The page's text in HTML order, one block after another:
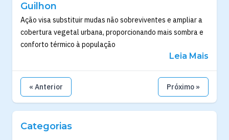
Guilhon
Ação visa substituir mudas não sobreviventes e ampliar a
cobertura vegetal urbana, proporcionando mais sombra e
conforto térmico à população
Leia Mais
« Anterior Próximo »
Categorias